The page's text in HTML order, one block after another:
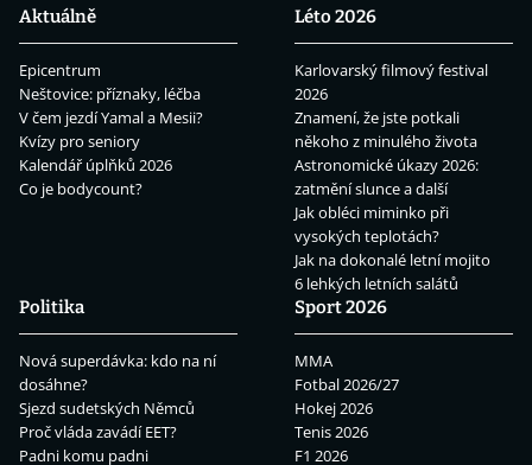
Aktuálně
Epicentrum
Neštovice: příznaky, léčba
V čem jezdí Yamal a Mesii?
Kvízy pro seniory
Kalendář úplňků 2026
Co je bodycount?
Léto 2026
Karlovarský filmový festival
2026
Znamení, že jste potkali
někoho z minulého života
Astronomické úkazy 2026:
zatmění slunce a další
Jak obléci miminko při
vysokých teplotách?
Jak na dokonalé letní mojito
6 lehkých letních salátů
Politika
Nová superdávka: kdo na ní
dosáhne?
Sjezd sudetských Němců
Proč vláda zavádí EET?
Padni komu padni
Sport 2026
MMA
Fotbal 2026/27
Hokej 2026
Tenis 2026
F1 2026